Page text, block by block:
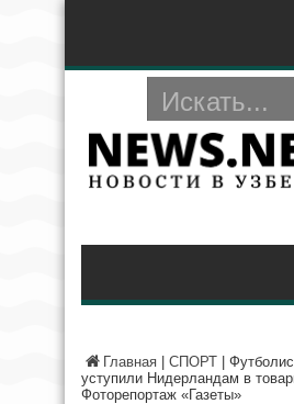
Главная СПОРТ
уступили Нидерландам в
Фоторепортаж «Газеты»